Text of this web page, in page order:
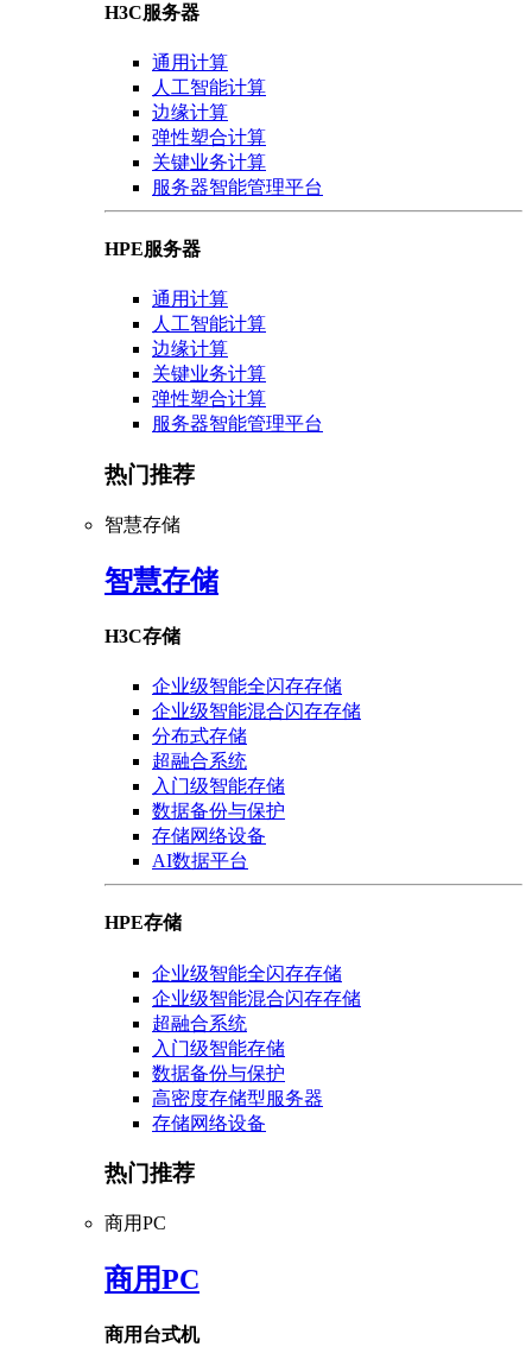
H3C服务器
通用计算
人工智能计算
边缘计算
弹性塑合计算
关键业务计算
服务器智能管理平台
HPE服务器
通用计算
人工智能计算
边缘计算
关键业务计算
弹性塑合计算
服务器智能管理平台
热门推荐
智慧存储
智慧存储
H3C存储
企业级智能全闪存存储
企业级智能混合闪存存储
分布式存储
超融合系统
入门级智能存储
数据备份与保护
存储网络设备
AI数据平台
HPE存储
企业级智能全闪存存储
企业级智能混合闪存存储
超融合系统
入门级智能存储
数据备份与保护
高密度存储型服务器
存储网络设备
热门推荐
商用PC
商用PC
商用台式机